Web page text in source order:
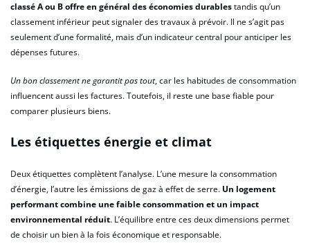
classé A ou B offre en général des économies durablestandis qu’un
classement inférieur peut signaler des travaux à prévoir. Il ne s’agit pas
seulement d’une formalité, mais d’un indicateur central pour anticiper les
dépenses futures.
Un bon classement ne garantit pas tout, car les habitudes de consommation
influencent aussi les factures. Toutefois, il reste une base fiable pour
comparer plusieurs biens.
Les étiquettes énergie et climat
Deux étiquettes complètent l’analyse. L’une mesure la consommation
d’énergie, l’autre les émissions de gaz à effet de serre. Un logement
performant combine une faible consommation et un impact
environnemental réduit. L’équilibre entre ces deux dimensions permet
de choisir un bien à la fois économique et responsable.